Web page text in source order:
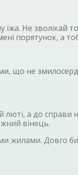
Не зволікай
порятунок, а
не
а до
вінець.
жилами. Довго